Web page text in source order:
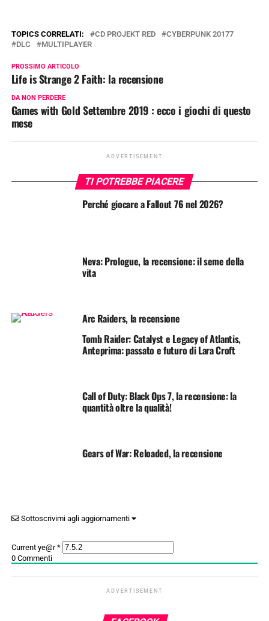
TOPICS CORRELATI: CD PROJEKT RED
CYBERPUNK 20177
DLC
MULTIPLAYER
PROSSIMO ARTICOLO
Life is Strange 2 Faith: la recensione
DA NON PERDERE
Games with Gold Settembre 2019 : ecco i giochi di questo
mese
ADVERTISEMENT
TI POTREBBE PIACERE
Perché giocare a Fallout 76 nel 2026?
Neva: Prologue, la recensione: il seme della
vita
Arc Raiders, la recensione
Tomb Raider: Catalyst e Legacy of Atlantis,
Anteprima: passato e futuro di Lara Croft
Call of Duty: Black Ops 7, la recensione: la
quantità oltre la qualità!
Gears of War: Reloaded, la recensione
Sottoscrivimi agli aggiornamenti
Current ye@r*
0Commenti
ADVERTISEMENT